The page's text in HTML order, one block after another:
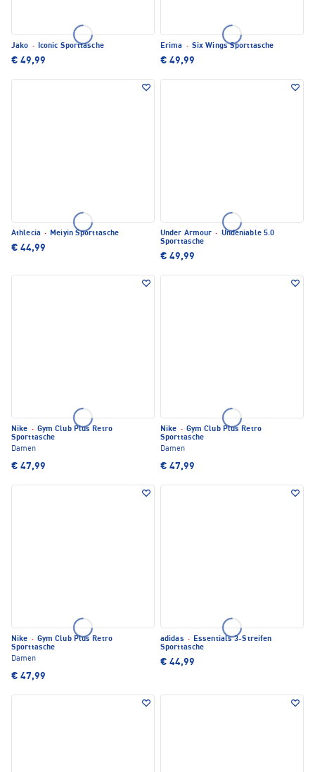
Jako · Iconic Sporttasche
€ 49,99
Erima · Six Wings Sporttasche
€ 49,99
Athlecia · Meiyin Sporttasche
€ 44,99
Under Armour · Undeniable 5.0
Sporttasche
€ 49,99
Nike · Gym Club Plus Retro
Sporttasche
Damen
€ 47,99
Nike · Gym Club Plus Retro
Sporttasche
Damen
€ 47,99
Nike · Gym Club Plus Retro
Sporttasche
Damen
€ 47,99
adidas · Essentials 3-Streifen
Sporttasche
€ 44,99